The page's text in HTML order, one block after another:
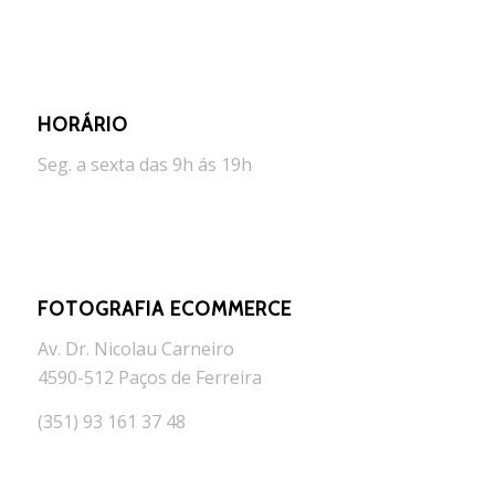
HORÁRIO
Seg. a sexta das 9h ás 19h
FOTOGRAFIA ECOMMERCE
Av. Dr. Nicolau Carneiro
4590-512 Paços de Ferreira
(351) 93 161 37 48